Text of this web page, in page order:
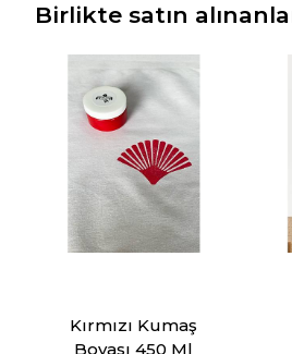
Birlikte satın
Kırmızı Kumaş
Boyası 450 Ml